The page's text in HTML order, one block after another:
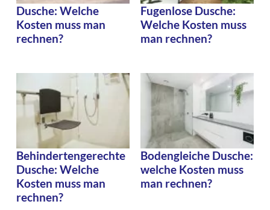
Dusche: Welche
Kosten muss man
rechnen?
Fugenlose Dusche:
Welche Kosten muss
man rechnen?
Behindertengerechte
Dusche: Welche
Kosten muss man
rechnen?
Bodengleiche Dusche:
welche Kosten muss
man rechnen?